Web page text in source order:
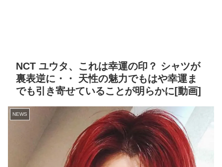
NCT ユウタ、これは幸運の印？ シャツが
裏表逆に・・ 天性の魅力でもはや幸運ま
でも引き寄せていることが明らかに[動画]
NEWS